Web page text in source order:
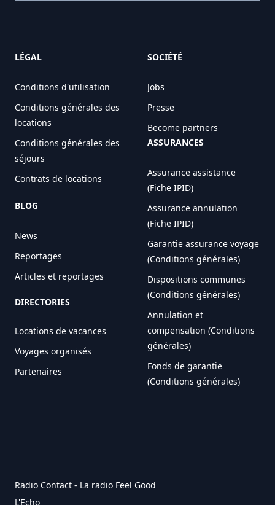
LÉGAL
Conditions d'utilisation
Conditions générales des
locations
Conditions générales des
séjours
Contrats de locations
BLOG
News
Reportages
Articles et reportages
DIRECTORIES
Locations de vacances
Voyages organisés
Partenaires
SOCIÉTÉ
Jobs
Presse
Become partners
ASSURANCES
Assurance assistance
(Fiche IPID)
Assurance annulation
(Fiche IPID)
Garantie assurance voyage
(Conditions générales)
Dispositions communes
(Conditions générales)
Annulation et
compensation (Conditions
générales)
Fonds de garantie
(Conditions générales)
Radio Contact - La radio Feel Good
L'Echo